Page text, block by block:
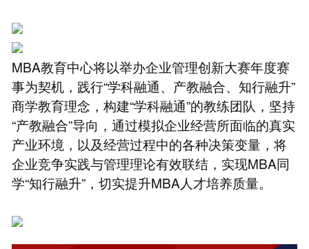
MBA教育中心将以举办企业管理创新大赛年度赛
事为契机，践行“学科融通、产教融合、知行融升”
商学教育理念，构建“学科融通”的教练团队，坚持
“产教融合”导向，通过模拟企业经营所面临的真实
产业环境，以及经营过程中的各种决策变量，将
企业竞争实践与管理理论有效联结，实现MBA同
学“知行融升”，切实提升MBA人才培养质量。